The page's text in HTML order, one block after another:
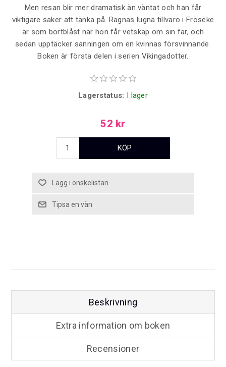
Men resan blir mer dramatisk än väntat och han får
viktigare saker att tänka på. Ragnas lugna tillvaro i Fröseke
är som bortblåst när hon får vetskap om sin far, och
sedan upptäcker sanningen om en kvinnas försvinnande.
Boken är första delen i serien Vikingadotter.
Lagerstatus: I lager
52 kr
Beskrivning
Extra information om boken
Recensioner